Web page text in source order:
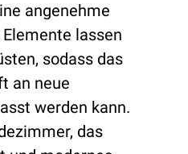
angenehme
lassen
sodass das
an neue
werden kann.
das